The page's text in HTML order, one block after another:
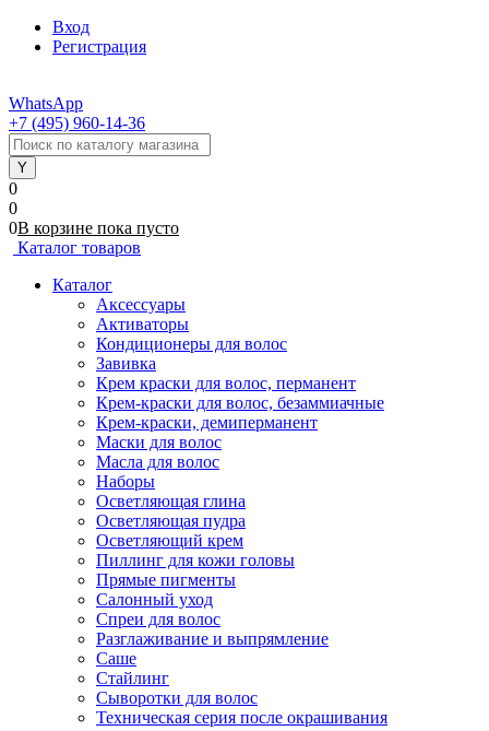
Вход
Регистрация
WhatsApp
+7 (495) 960-14-36
0
0
0В корзине пока пусто
Каталог товаров
Каталог
Аксессуары
Активаторы
Кондиционеры для волос
Завивка
Крем краски для волос, перманент
Крем-краски для волос, безаммиачные
Крем-краски, демиперманент
Маски для волос
Масла для волос
Наборы
Осветляющая глина
Осветляющая пудра
Осветляющий крем
Пиллинг для кожи головы
Прямые пигменты
Салонный уход
Спреи для волос
Разглаживание и выпрямление
Саше
Стайлинг
Сыворотки для волос
Техническая серия после окрашивания